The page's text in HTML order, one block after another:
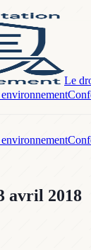
Le
avril 2018